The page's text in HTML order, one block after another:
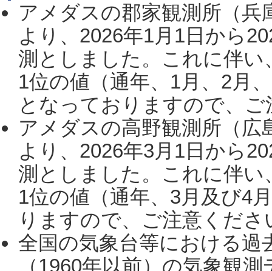
アメダスの郡家観測所（
より、2026年1月1日から
測としました。これに伴い
1位の値（通年、1月、2月
となっておりますので、
アメダスの高野観測所（
より、2026年3月1日から
測としました。これに伴い
1位の値（通年、3月及び4
りますので、ご注意くだ
全国の気象台等における過
（1960年以前）の気象観